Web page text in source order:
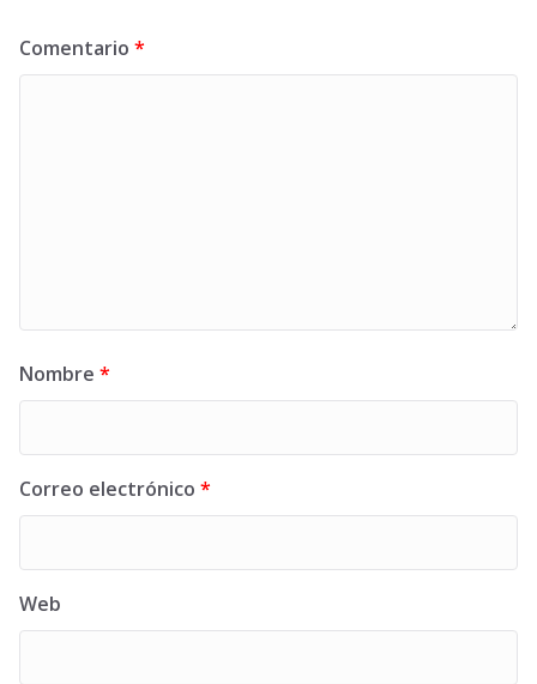
Comentario *
Nombre *
Correo electrónico *
Web